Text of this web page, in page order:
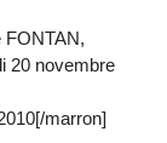
FONTAN,
20 novembre
marron]